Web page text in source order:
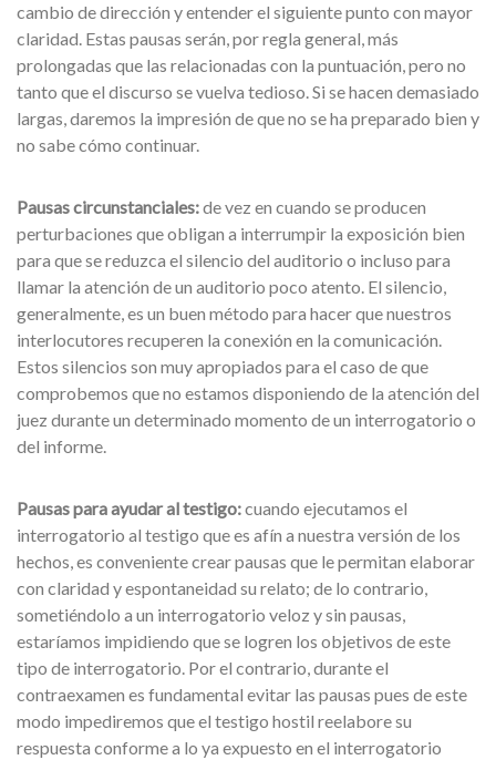
cambio de dirección y entender el siguiente punto con mayor
claridad. Estas pausas serán, por regla general, más
prolongadas que las relacionadas con la puntuación, pero no
tanto que el discurso se vuelva tedioso. Si se hacen demasiado
largas, daremos la impresión de que no se ha preparado bien y
no sabe cómo continuar.
Pausas circunstanciales:de vez en cuando se producen
perturbaciones que obligan a interrumpir la exposición bien
para que se reduzca el silencio del auditorio o incluso para
llamar la atención de un auditorio poco atento. El silencio,
generalmente, es un buen método para hacer que nuestros
interlocutores recuperen la conexión en la comunicación.
Estos silencios son muy apropiados para el caso de que
comprobemos que no estamos disponiendo de la atención del
juez durante un determinado momento de un interrogatorio o
del informe.
Pausas para ayudar al testigo:cuando ejecutamos el
interrogatorio al testigo que es afín a nuestra versión de los
hechos, es conveniente crear pausas que le permitan elaborar
con claridad y espontaneidad su relato; de lo contrario,
sometiéndolo a un interrogatorio veloz y sin pausas,
estaríamos impidiendo que se logren los objetivos de este
tipo de interrogatorio. Por el contrario, durante el
contraexamen es fundamental evitar las pausas pues de este
modo impediremos que el testigo hostil reelabore su
respuesta conforme a lo ya expuesto en el interrogatorio